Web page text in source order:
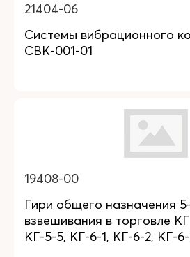
21404-06
Системы вибрационного
СВК-001-01
19408-00
Гири общего назначения
взвешивания в торговле
КГ-5-5, КГ-6-1, КГ-6-2, КГ-